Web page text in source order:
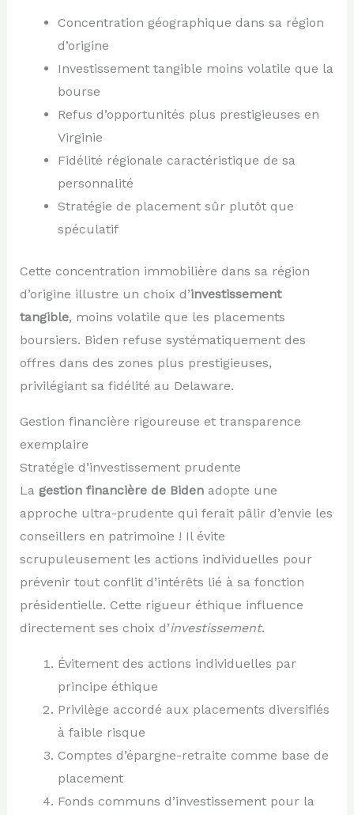
Concentration géographique dans sa région
d’origine
Investissement tangible moins volatile que la
bourse
Refus d’opportunités plus prestigieuses en
Virginie
Fidélité régionale caractéristique de sa
personnalité
Stratégie de placement sûr plutôt que
spéculatif
Cette concentration immobilière dans sa région
d’origine illustre un choix d’investissement
tangible, moins volatile que les placements
boursiers. Biden refuse systématiquement des
offres dans des zones plus prestigieuses,
privilégiant sa fidélité au Delaware.
Gestion financière rigoureuse et transparence
exemplaire
Stratégie d’investissement prudente
La gestion financière de Bidenadopte une
approche ultra-prudente qui ferait pâlir d’envie les
conseillers en patrimoine ! Il évite
scrupuleusement les actions individuelles pour
prévenir tout conflit d’intérêts lié à sa fonction
présidentielle. Cette rigueur éthique influence
directement ses choix d’investissement.
Évitement des actions individuelles par
principe éthique
Privilège accordé aux placements diversifiés
à faible risque
Comptes d’épargne-retraite comme base de
placement
Fonds communs d’investissement pour la